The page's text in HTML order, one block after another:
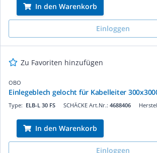
In den Warenkorb
Einloggen
Zu Favoriten hinzufügen
OBO
Einlegeblech gelocht für Kabelleiter
SCHÄCKE Art.Nr.: 4688406
Type: ELB-L 30 FS
In den Warenkorb
Einloggen